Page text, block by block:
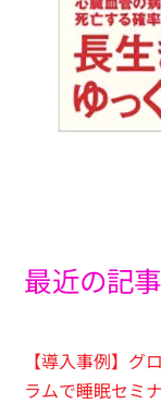
最近の記事
【導入事例】グ
ラムで睡眠セミ